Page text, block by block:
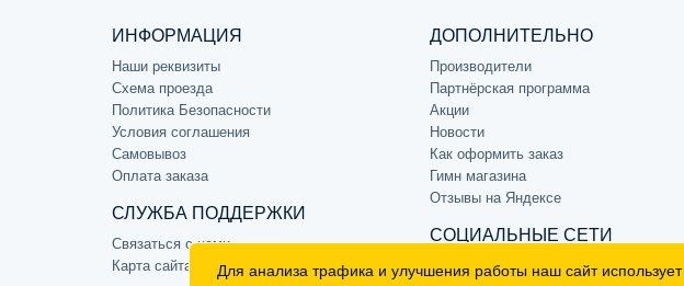
ИНФОРМАЦИЯ
Наши реквизиты
Схема проезда
Политика Безопасности
Условия соглашения
Самовывоз
Оплата заказа
СЛУЖБА ПОДДЕРЖКИ
Связаться с нами
Карта сайта
ДОПОЛНИТЕЛЬНО
Производители
Партнёрская программа
Акции
Новости
Как оформить заказ
Гимн магазина
Отзывы на Яндексе
СОЦИАЛЬНЫЕ СЕТИ
Для анализа трафика и улучшения работы наш сайт использует